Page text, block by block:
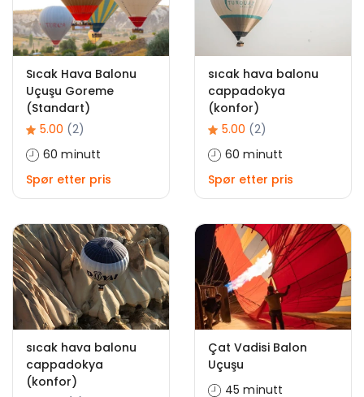
Sıcak Hava Balonu
Uçuşu Goreme
(Standart)
5.00 (2)
60 minutt
Spør etter pris
sıcak hava balonu
cappadokya
(konfor)
5.00 (2)
60 minutt
Spør etter pris
sıcak hava balonu
cappadokya
(konfor)
Çat Vadisi Balon
Uçuşu
45 minutt